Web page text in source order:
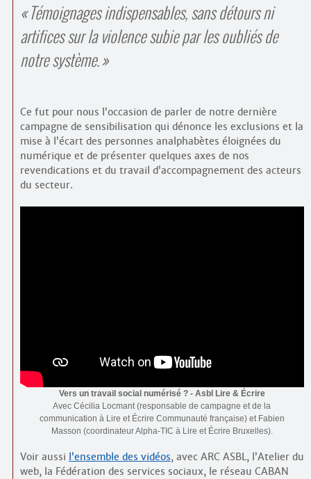
Témoignages indispensables, sans détours ni
artifices sur la violence subie par les oubliés de
notre système.
Ce fut pour nous l’occasion de parler de notre dernière
campagne de sensibilisation qui dénonce les exclusions et la
mise à l’écart des personnes analphabètes éloignées du
numérique et de présenter quelques axes de nos
revendications et du travail d’accompagnement des acteurs
du secteur.
Vers un travail social numérisé ? - Asbl Lire & Écrire
Avec Cécilia Locmant (responsable de campagne et de la
communication à Lire et Écrire Communauté française) et Fabien
Masson (coordinateur Alpha-TIC à Lire et Écrire Bruxelles).
Voir aussi l’ensemble des vidéos, avec ARC ASBL, l’Atelier du
web, la Fédération des services sociaux, le réseau CABAN